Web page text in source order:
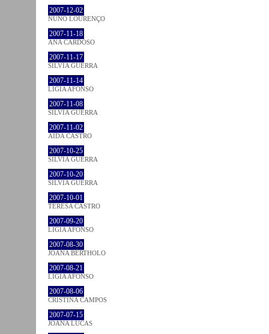
2007-12-02
NUNO LOURENÇO
2007-11-18
ANA CARDOSO
2007-11-17
SÍLVIA GUERRA
2007-11-14
LÍGIA AFONSO
2007-11-08
SÍLVIA GUERRA
2007-11-02
AIDA CASTRO
2007-10-25
SÍLVIA GUERRA
2007-10-20
SÍLVIA GUERRA
2007-10-01
TERESA CASTRO
2007-09-20
LÍGIA AFONSO
2007-08-30
JOANA BÉRTHOLO
2007-08-21
LÍGIA AFONSO
2007-08-06
CRISTINA CAMPOS
2007-07-15
JOANA LUCAS